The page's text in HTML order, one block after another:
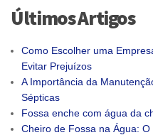
Últimos Artigos
Como Escolher uma
Evitar Prejuízos
A Importância da
Sépticas
Fossa enche com água da
Cheiro de Fossa na Água: